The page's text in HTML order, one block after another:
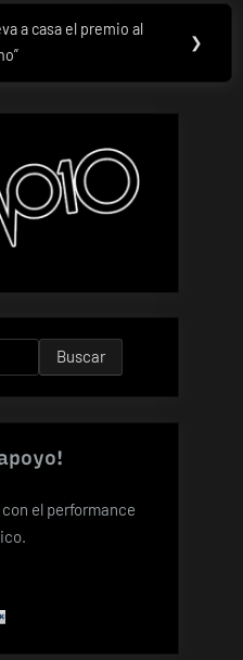
a casa el premio al
❯
el performance